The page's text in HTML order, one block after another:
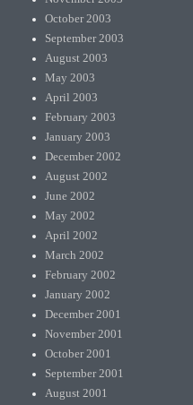
October 2003
September 2003
August 2003
May 2003
April 2003
February 2003
January 2003
December 2002
August 2002
June 2002
May 2002
April 2002
March 2002
February 2002
January 2002
December 2001
November 2001
October 2001
September 2001
August 2001